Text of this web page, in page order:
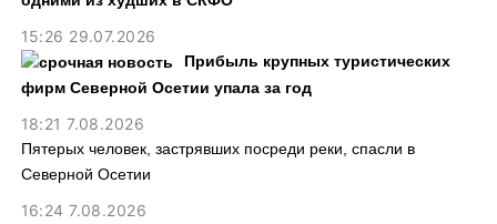
15:26 29.07.2026
Прибыль крупных туристических
фирм Северной Осетии упала за год
18:21 7.08.2026
Пятерых человек, застрявших посреди реки, спасли в
Северной Осетии
16:24 7.08.2026